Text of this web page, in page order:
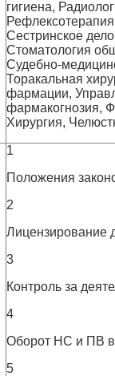
гигиена,
Сестринское
Стоматология
Судебно-
Торакальная
фармации,
фармакогнозия,
Хирургия,
1
Положения
2
Лицензирование
3
Контроль за
4
Оборот НС и ПВ в
5